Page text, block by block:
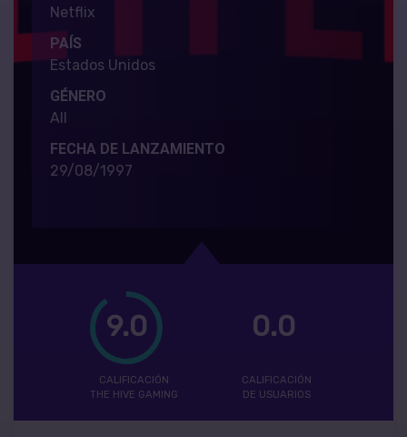
Netflix
PAÍS
Estados Unidos
GÉNERO
All
FECHA DE LANZAMIENTO
29/08/1997
9.0
CALIFICACIÓN
THE HIVE GAMING
0.0
CALIFICACIÓN
DE USUARIOS